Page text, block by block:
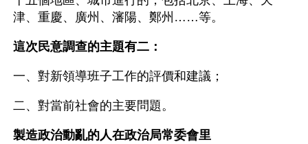
津、重慶、廣州、瀋陽、鄭州……等。
這次民意調查的主題有二：
一、對新領導班子工作的評價和建議；
二、對當前社會的主要問題。
製造政治動亂的人在政治局常委會里